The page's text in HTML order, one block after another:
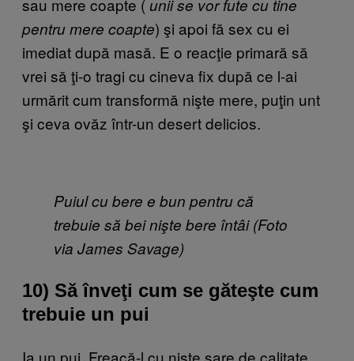
uniise vor fute cu tine
pentru mere coapte) şi apoi fă sex cu ei
imediat după masă. E o reacţie primară să
vrei să ţi-o tragi cu cineva fix după ce l-ai
urmărit cum transformă nişte mere, puţin unt
şi ceva ovăz într-un desert delicios.
Puiul cu bere e bun pentru că
trebuie să bei nişte bere întâi (Foto
via James Savage)
10) Să înveţi cum se găteşte cum
trebuie un pui
Ia un pui. Freacă-l cu nişte sare de calitate